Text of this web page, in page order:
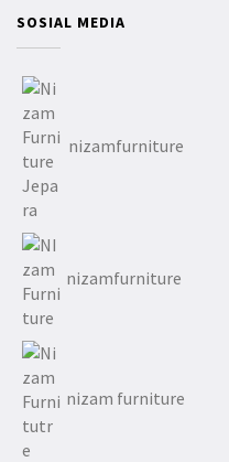
SOSIAL MEDIA
nizamfurniture
nizamfurniture
nizam furniture